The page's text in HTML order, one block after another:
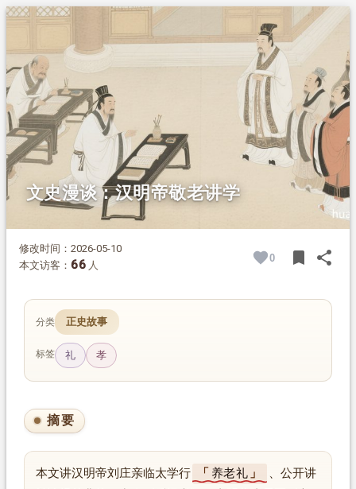
1.摘要
2.1.原文
2.2.
2.3.今译
2.4. 解析
文史漫谈：汉明帝敬老讲学
修改时间：2026-05-10
本文访客： 66 人
0 bookmark share
分类 正史故事
标签 礼 孝
摘要
本文讲汉明帝刘庄亲临太学行 养老礼
、公开讲